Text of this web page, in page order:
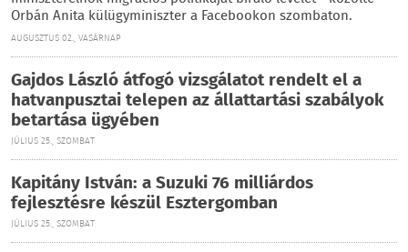
Orbán Anita külügyminiszter a Facebookon szombaton.
AUGUSZTUS 02., VASÁRNAP
Gajdos László átfogó vizsgálatot rendelt el a
hatvanpusztai telepen az állattartási szabályok
betartása ügyében
JÚLIUS 25., SZOMBAT
Kapitány István: a Suzuki 76 milliárdos
fejlesztésre készül Esztergomban
JÚLIUS 25., SZOMBAT